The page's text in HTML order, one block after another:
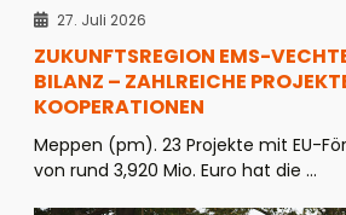
27. Juli 2026
ZUKUNFTSREGION EMS-
BILANZ – ZAHLREICHE
KOOPERATIONEN
Meppen (pm). 23 Projekte mit EU-
von rund 3,920 Mio. Euro hat die ...